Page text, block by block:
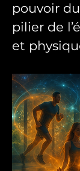
pouvoir
pilier de
et